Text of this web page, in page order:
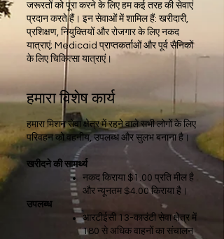
जरूरतों को पूरा करने के लिए हम कई तरह की सेवाएं
प्रदान करते हैं। इन सेवाओं में शामिल हैं: खरीदारी,
प्रशिक्षण, नियुक्तियों और रोजगार के लिए नकद
यात्राएं; Medicaid प्राप्तकर्ताओं और पूर्व सैनिकों
के लिए चिकित्सा यात्राएं।
हमारा विशेष कार्य
हमारा मिशन सेवा क्षेत्र में रहने वाले सभी लोगों के लिए
परिवहन को वहनीय, उपलब्ध और सुलभ बनाना है।
खरीदने की सामर्थ्य
नकद किराया $1.00 प्रति मील है
और न्यूनतम $4.00 किराया है।
उपलब्ध
आरटीईसी 13-काउंटी सेवा क्षेत्र में
180 से अधिक वाहनों का संचालन